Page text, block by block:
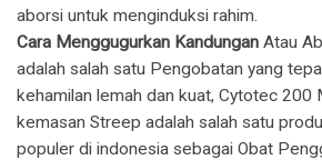
aborsi untuk menginduksi rahim.
Cara Menggugurkan Kandungan Atau
adalah salah satu Pengobatan yang
kehamilan lemah dan kuat, Cytotec
kemasan Streep adalah salah satu
populer di indonesia sebagai Obat